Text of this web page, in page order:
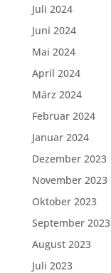
Juli 2024
Juni 2024
Mai 2024
April 2024
März 2024
Februar 2024
Januar 2024
Dezember 2023
November 2023
Oktober 2023
September 2023
August 2023
Juli 2023